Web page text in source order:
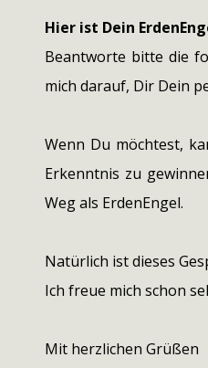
Hier ist Dein
Beantworte bitte die
mich darauf, Dir Dein
Wenn Du möchtest,
Erkenntnis zu
Weg als ErdenEngel.
Natürlich ist dieses
Ich freue mich schon
Mit herzlichen Grüßen